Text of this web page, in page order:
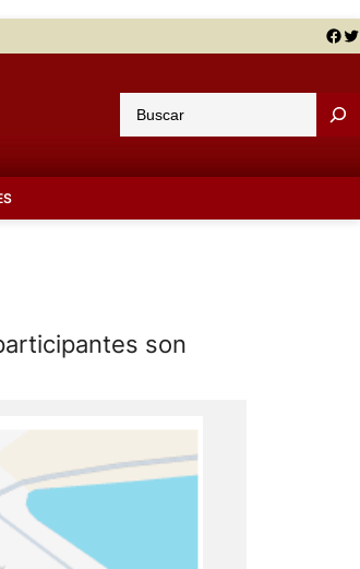
Facebook Twitter
u
a
son